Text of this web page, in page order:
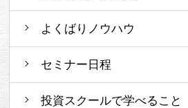
よくばりノウハウ
セミナー日程
投資スクールで学べること